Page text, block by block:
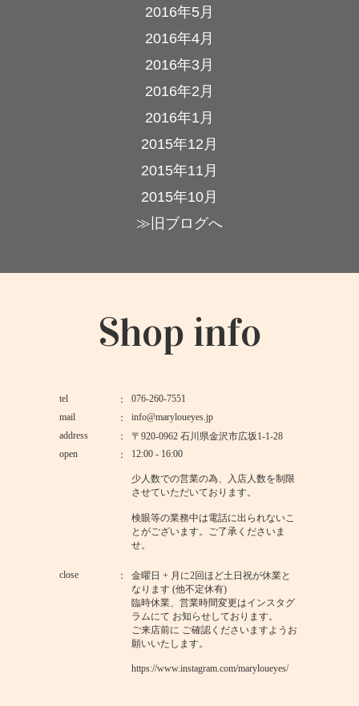
2016年5月
2016年4月
2016年3月
2016年2月
2016年1月
2015年12月
2015年11月
2015年10月
≫旧ブログへ
Shop info
tel
076-260-7551
mail
info@maryloueyes.jp
address
〒920-0962 石川県金沢市広坂1-1-28
open
12:00 - 16:00
少人数での営業の為、入店人数を制限
させていただいております。
検眼等の業務中は電話に出られないこ
とがございます。ご了承くださいま
せ。
close
金曜日 + 月に2回ほど土日祝が休業と
なります (他不定休有)
臨時休業、営業時間変更はインスタグ
ラムにて お知らせしております。
ご来店前に ご確認くださいますようお
願いいたします。
https://www.instagram.com/maryloueyes/